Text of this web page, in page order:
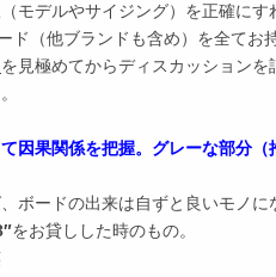
モデルやサイジング）を正確にす
（他ブランドも含め）を全てお
を見極めてからディスカッションを
因果関係を把握。グレーな部分（
ボードの出来は自ずと良いモノ
をお貸しした時のもの。